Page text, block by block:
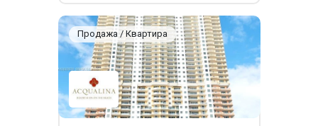
Продажа / Квартира